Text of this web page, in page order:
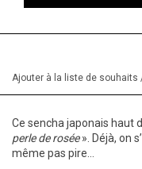
Ajouter à la liste de souhaits
Ce sencha japonais haut
perle de rosée». Déjà, on
même pas pire…